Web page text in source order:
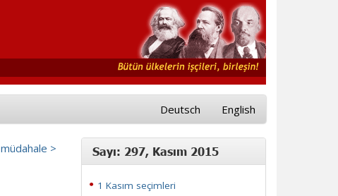
Deutsch English
müdahale > Sayı: 297, Kasım 2015
1 Kasım seçimleri